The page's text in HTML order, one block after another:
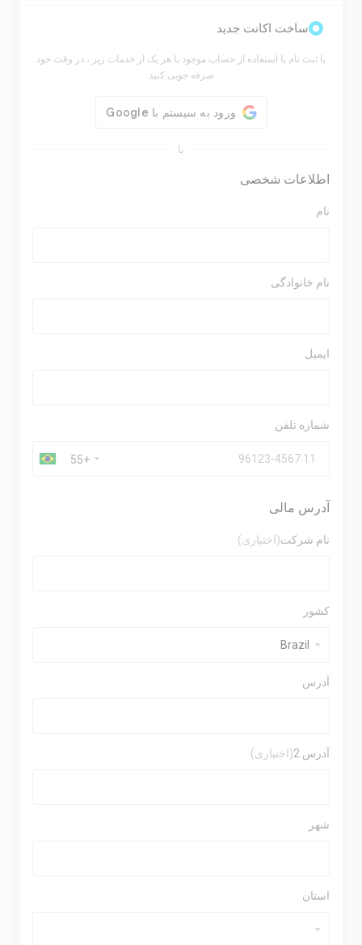
ساخت اکانت جدید
با ثبت نام با استفاده از حساب موجود با هر یک از خدمات زیر ، در وقت خود
صرفه جویی کنید
یا
اطلاعات شخصی
نام
نام خانوادگی
ایمیل
شماره تلفن
+55
آدرس مالی
نام شرکت(اختیاری)
کشور
آدرس
آدرس 2 (اختیاری)
شهر
استان